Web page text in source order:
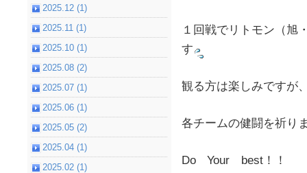
１回戦でリトモン（旭
す
観る方は楽しみですが
各チームの健闘を祈り
Do Your best！！
2025.12 (1)
2025.11 (1)
2025.10 (1)
2025.08 (2)
2025.07 (1)
2025.06 (1)
2025.05 (2)
2025.04 (1)
2025.02 (1)